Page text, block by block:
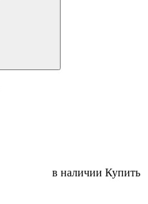
в наличии Купить